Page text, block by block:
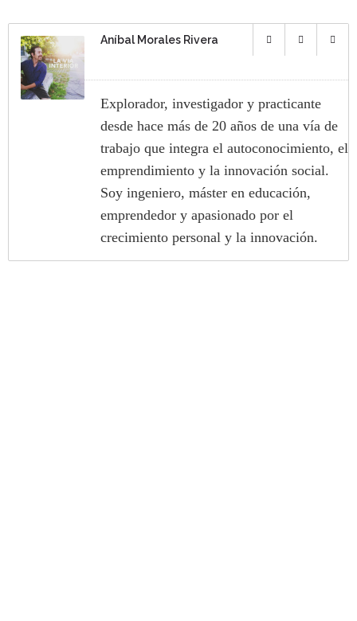
Aníbal Morales Rivera
Explorador, investigador y practicante
desde hace más de 20 años de una vía de
trabajo que integra el autoconocimiento, el
emprendimiento y la innovación social.
Soy ingeniero, máster en educación,
emprendedor y apasionado por el
crecimiento personal y la innovación.